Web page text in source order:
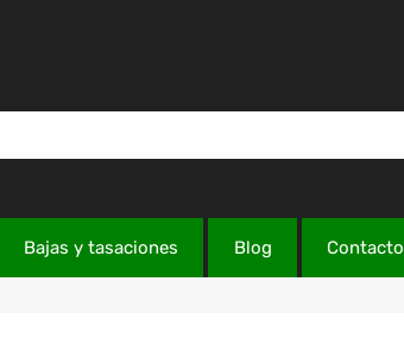
Bajas y tasaciones Blog Contacto